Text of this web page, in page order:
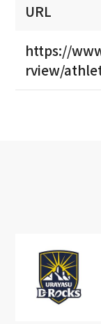
URL
https://
rview/